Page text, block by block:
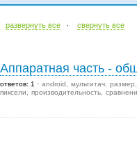
развернуть все · cвернуть все
Аппаратная часть -
ответов: 1 android мультитач размер
пиксели
производительность